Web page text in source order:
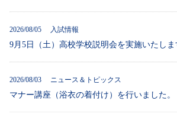
2026/08/05 入試情報
9月5日（土）高校学校説明会を実施いたしま
2026/08/03 ニュース＆トピックス
マナー講座（浴衣の着付け）を行いました。